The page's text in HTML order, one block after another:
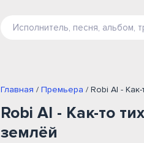
Главная / Премьера / Robi AI -
Robi AI - Как-то
землёй